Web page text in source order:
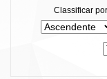
Classificar